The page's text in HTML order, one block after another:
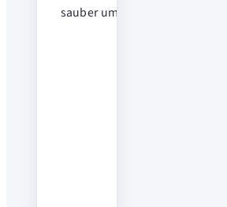
sauber umzusetzen.